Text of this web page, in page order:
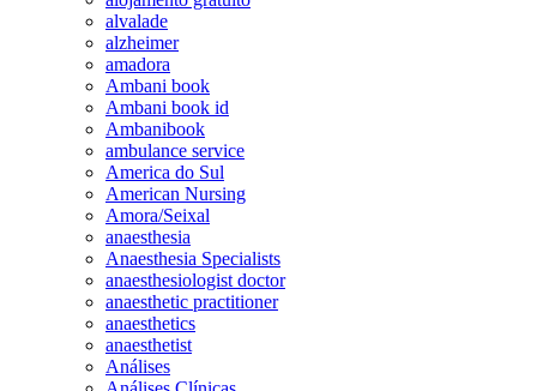
alvalade
alzheimer
amadora
Ambani book
Ambani book id
Ambanibook
ambulance service
America do Sul
American Nursing
Amora/Seixal
anaesthesia
Anaesthesia Specialists
anaesthesiologist doctor
anaesthetic practitioner
anaesthetics
anaesthetist
Análises